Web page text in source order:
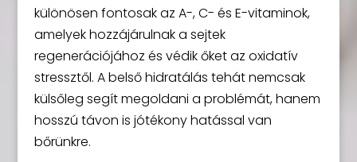
különösen fontosak az A-, C- és E-vitaminok,
amelyek hozzájárulnak a sejtek
regenerációjához és védik őket az oxidatív
stressztől. A belső hidratálás tehát nemcsak
külsőleg segít megoldani a problémát, hanem
hosszú távon is jótékony hatással van
bőrünkre.